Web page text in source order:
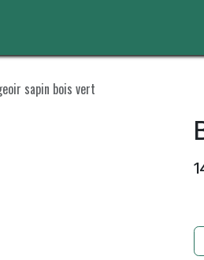
sapin bois vert